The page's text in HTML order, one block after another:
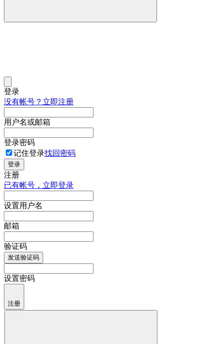
登录
没有帐号？立即注册
用户名或邮箱
登录密码
记住登录找回密码
登录
注册
已有帐号，立即登录
设置用户名
邮箱
验证码
发送验证码
设置密码
注册